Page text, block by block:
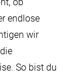
endlose
wir
So bist du